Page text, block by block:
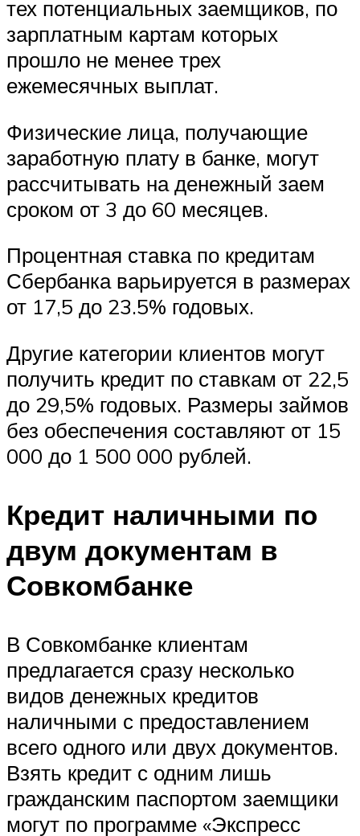
тех потенциальных заемщиков, по
зарплатным картам которых
прошло не менее трех
ежемесячных выплат.
Физические лица, получающие
заработную плату в банке, могут
рассчитывать на денежный заем
сроком от 3 до 60 месяцев.
Процентная ставка по кредитам
Сбербанка варьируется в размерах
от 17,5 до 23.5% годовых.
Другие категории клиентов могут
получить кредит по ставкам от 22,5
до 29,5% годовых. Размеры займов
без обеспечения составляют от 15
000 до 1 500 000 рублей.
Кредит наличными по
двум документам в
Совкомбанке
В Совкомбанке клиентам
предлагается сразу несколько
видов денежных кредитов
наличными с предоставлением
всего одного или двух документов.
Взять кредит с одним лишь
гражданским паспортом заемщики
могут по программе «Экспресс